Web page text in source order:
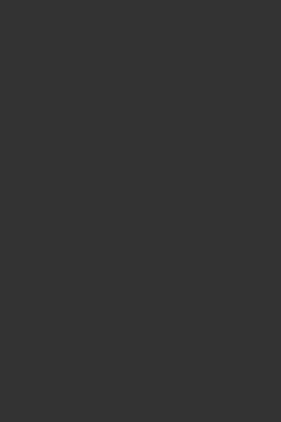
Hot Short